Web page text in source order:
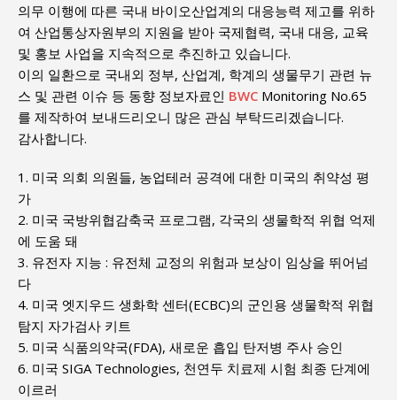
의무 이행에 따른 국내 바이오산업계의 대응능력 제고를 위하
여 산업통상자원부의 지원을 받아 국제협력, 국내 대응, 교육
및 홍보 사업을 지속적으로 추진하고 있습니다.
이의 일환으로 국내외 정부, 산업계, 학계의 생물무기 관련 뉴
스 및 관련 이슈 등 동향 정보자료인 BWC Monitoring No.65
를 제작하여 보내드리오니 많은 관심 부탁드리겠습니다.
감사합니다.
1. 미국 의회 의원들, 농업테러 공격에 대한 미국의 취약성 평
가
2. 미국 국방위협감축국 프로그램, 각국의 생물학적 위협 억제
에 도움 돼
3. 유전자 지능 : 유전체 교정의 위험과 보상이 임상을 뛰어넘
다
4. 미국 엣지우드 생화학 센터(ECBC)의 군인용 생물학적 위협
탐지 자가검사 키트
5. 미국 식품의약국(FDA), 새로운 흡입 탄저병 주사 승인
6. 미국 SIGA Technologies, 천연두 치료제 시험 최종 단계에
이르러